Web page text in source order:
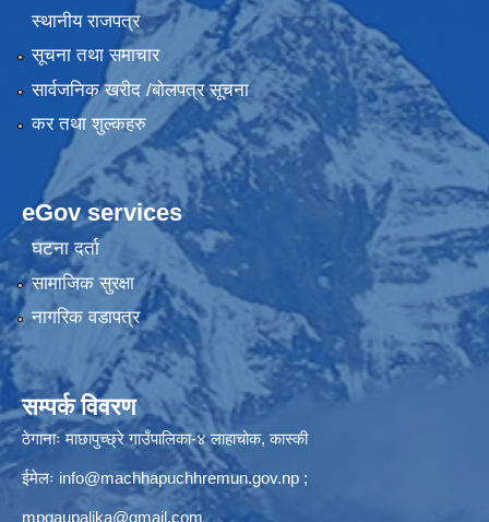
स्थानीय राजपत्र
सूचना तथा समाचार
सार्वजनिक खरीद /बोलपत्र सूचना
कर तथा शुल्कहरु
eGov services
घटना दर्ता
सामाजिक सुरक्षा
नागरिक वडापत्र
सम्पर्क विवरण
ठेगानाः माछापुच्छ्रे गाउँपालिका-४ लाहाचोक, कास्की
ईमेलः info@machhapuchhremun.gov.np ;
mpgaupalika@gmail.com